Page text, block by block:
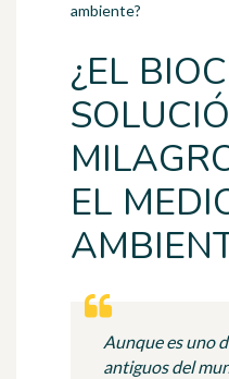
ambiente?
¿EL
EL
Aunque es uno
antiguos del